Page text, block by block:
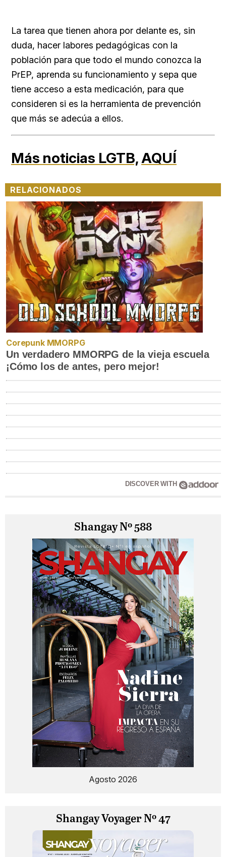
La tarea que tienen ahora por delante es, sin
duda, hacer labores pedagógicas con la
población para que todo el mundo conozca la
PrEP, aprenda su funcionamiento y sepa que
tiene acceso a esta medicación, para que
consideren si es la herramienta de prevención
que más se adecúa a ellos.
Más noticias LGTB,AQUÍ
RELACIONADOS
Corepunk MMORPG
Un verdadero MMORPG de la vieja escuela
¡Cómo los de antes, pero mejor!
DISCOVER WITH
Shangay Nº 588
Agosto 2026
Shangay Voyager Nº 47